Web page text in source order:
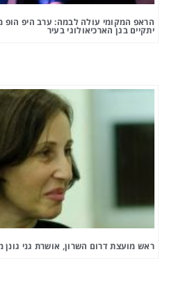
הראפ המקומי עולה לבמה: ערב היפ הופ
יתקיים בגן הארכיאולוגי בעיר
ראש מועצת דרום השרון, אושרת גני גונן